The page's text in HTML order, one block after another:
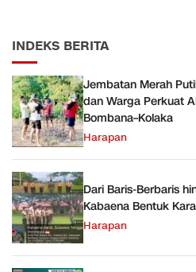
INDEKS BERITA
Jembatan Merah
dan Warga Perkuat
Bombana–Kolaka
Harapan
Dari Baris-Berbaris
Kabaena Bentuk
Harapan